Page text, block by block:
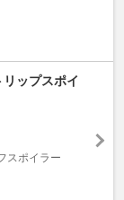
ップスポイ
スポイラー